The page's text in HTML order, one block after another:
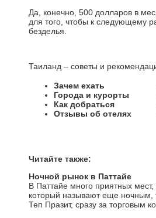
Да, конечно, 500 долларов в
для того, чтобы к следующему
безделья.
Таиланд – советы и
Зачем ехать
Города и курорты
Как добраться
Отзывы об отелях
Читайте также:
Ночной рынок в Паттайе
В Паттайе много приятных
который называют еще ночным,
Теп Празит, сразу за торговым